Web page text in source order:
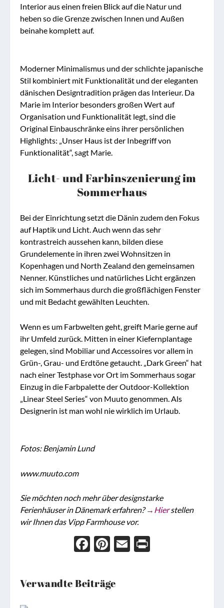
Interior aus einen freien Blick auf die Natur und
heben so die Grenze zwischen Innen und Außen
beinahe komplett auf.
Moderner Minimalismus und der schlichte japanische
Stil kombiniert mit Funktionalität und der eleganten
dänischen Designtradition prägen das Interieur. Da
Marie im Interior besonders großen Wert auf
Organisation und Funktionalität legt, sind die
Original Einbauschränke eins ihrer persönlichen
Highlights: „Unser Haus ist der Inbegriff von
Funktionalität“, sagt Marie.
Licht- und Farbinszenierung im
Sommerhaus
Bei der Einrichtung setzt die Dänin zudem den Fokus
auf Haptik und Licht. Auch wenn das sehr
kontrastreich aussehen kann, bilden diese
Grundelemente in ihren zwei Wohnsitzen in
Kopenhagen und North Zealand den gemeinsamen
Nenner. Künstliches und natürliches Licht ergänzen
sich im Sommerhaus durch die großflächigen Fenster
und mit Bedacht gewählten Leuchten.
Wenn es um Farbwelten geht, greift Marie gerne auf
ihr Umfeld zurück. Mitten in einer Kiefernplantage
gelegen, sind Mobiliar und Accessoires vor allem in
Grün-, Grau- und Erdtöne getaucht. „Dark Green“ hat
nach einer Testphase vor Ort im Sommerhaus sogar
Einzug in die Farbpalette der Outdoor-Kollektion
„Linear Steel Series“ von Muuto genommen. Als
Designerin ist man wohl nie wirklich im Urlaub.
Fotos: Benjamin Lund
www.muuto.com
Sie möchten noch mehr über designstarke
Ferienhäuser in Dänemark erfahren?→Hierstellen
wir Ihnen das Vipp Farmhouse vor.
Face
Pint
Ema
Verwandte Beiträge